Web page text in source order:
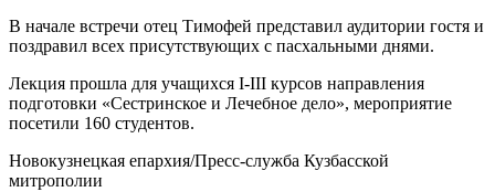
В начале встречи отец Тимофей представил аудитории гостя и
поздравил всех присутствующих с пасхальными днями.
Лекция прошла для учащихся I-III курсов направления
подготовки «Сестринское и Лечебное дело», мероприятие
посетили 160 студентов.
Новокузнецкая епархия/Пресс-служба Кузбасской
митрополии